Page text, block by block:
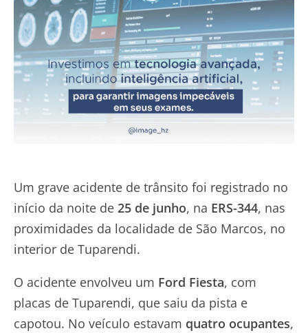
Um grave acidente de trânsito foi registrado no
início da noite de 25 de junho, na ERS-344, nas
proximidades da localidade de São Marcos, no
interior de Tuparendi.
O acidente envolveu um Ford Fiesta, com
placas de Tuparendi, que saiu da pista e
capotou. No veículo estavam quatro ocupantes,